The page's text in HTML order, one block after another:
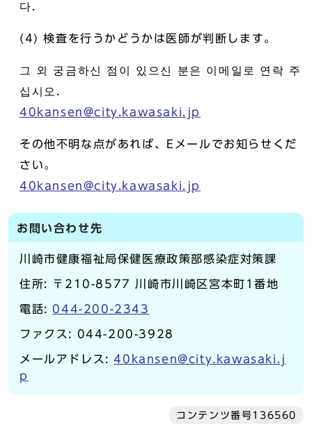
다.
(4) 検査を行うかどうかは医師が判断します。
그 외 궁금하신 점이 있으신 분은 이메일로 연락 주
십시오.
40kansen@city.kawasaki.jp
その他不明な点があれば、Eメールでお知らせくだ
さい。
40kansen@city.kawasaki.jp
お問い合わせ先
川崎市健康福祉局保健医療政策部感染症対策課
住所: 〒210-8577 川崎市川崎区宮本町1番地
電話: 044-200-2343
ファクス: 044-200-3928
メールアドレス:40kansen@city.kawasaki.j
p
コンテンツ番号136560